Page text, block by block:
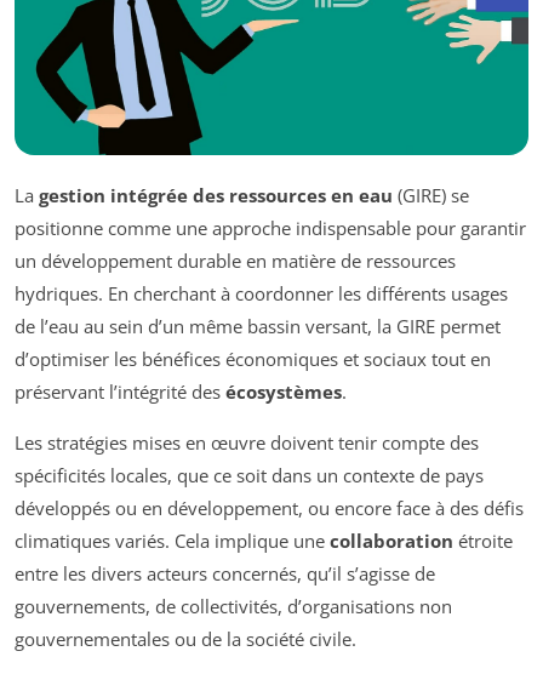
La gestion intégrée des ressources en eau (GIRE) se
positionne comme une approche indispensable pour garantir
un développement durable en matière de ressources
hydriques. En cherchant à coordonner les différents usages
de l’eau au sein d’un même bassin versant, la GIRE permet
d’optimiser les bénéfices économiques et sociaux tout en
préservant l’intégrité des écosystèmes.
Les stratégies mises en œuvre doivent tenir compte des
spécificités locales, que ce soit dans un contexte de pays
développés ou en développement, ou encore face à des défis
climatiques variés. Cela implique une collaboration étroite
entre les divers acteurs concernés, qu’il s’agisse de
gouvernements, de collectivités, d’organisations non
gouvernementales ou de la société civile.